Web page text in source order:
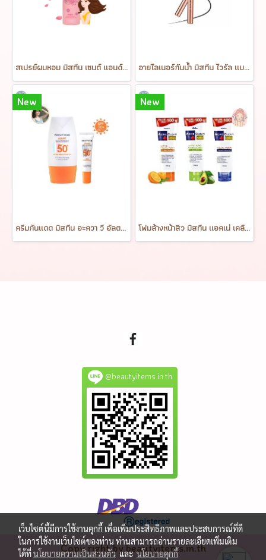
สเปรย์ผมหอม มิสทีน เซนต์ แอนด์ ไชน์ แฮร์ สเปรย์ Mistine Scent & Shine Hair Spray 100 ml. อายไลเนอร์กันน้ำ มิสทีน ไวรัล แบล็ค Mistine Viral Black Eyeliner 1g.
New
ครีมกันแดด มิสทีน อะควา วี อัลตร้า ไลท์แอนด์ไบร์ท ซันสกรีน เอสพีเอฟ50+ พีเอ++++ MISTINE AQUA V ULTRA LIGHT&BRIGHT SUNSCREEN SPF50+ PA++++
New
โฟมล้างหน้าสิว มิสทีน แอคเน่ เคลียร์ หลอดใหญ่ 100 กรัม Mistine Acne Clear Facial Foam 100 g.
@beautyitems.in.th
Copy right by beautyitems.in.th
เว็บไซต์นี้มีการใช้งานคุกกี้ เพื่อเพิ่มประสิทธิภาพและประสบการณ์ที่ดี
ในการใช้งานเว็บไซต์ของท่าน ท่านสามารถอ่านรายละเอียดเพิ่มเติม
ได้ที่นโยบายความเป็นส่วนตัวและนโยบายคุกกี้